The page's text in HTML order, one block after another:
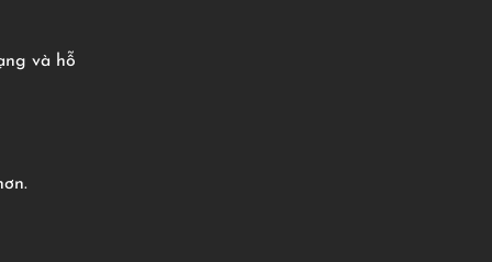
và hỗ